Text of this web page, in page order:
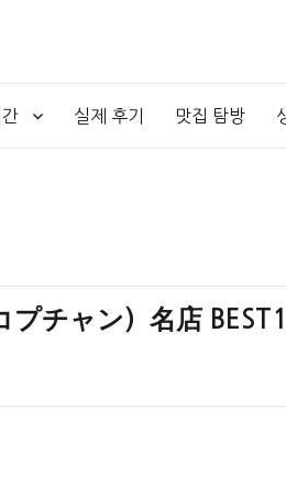
실제 후기 맛집 탐방
チャン）名店